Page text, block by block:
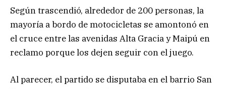
Según trascendió, alrededor de 200 personas, la
mayoría a bordo de motocicletas se amontonó en
el cruce entre las avenidas Alta Gracia y Maipú en
reclamo porque los dejen seguir con el juego.
Al parecer, el partido se disputaba en el barrio San